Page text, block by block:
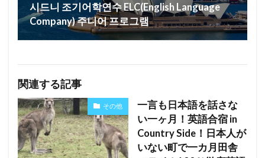
시드니 조기어학연수 ELC(English Language
Company) 주니어 프로그램
関連する記事
その他
一言も日本語を話さな
い一ヶ月！英語合宿 in
Country Side！日本人が
いない町で一カ月田舎